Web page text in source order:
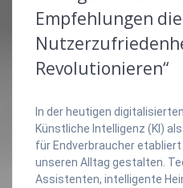
Empfehlungen die
Revolutionieren“
In der heutigen
Künstliche Intelligenz (KI)
für Endverbraucher
unseren Alltag gestalten.
Assistenten, intelligente